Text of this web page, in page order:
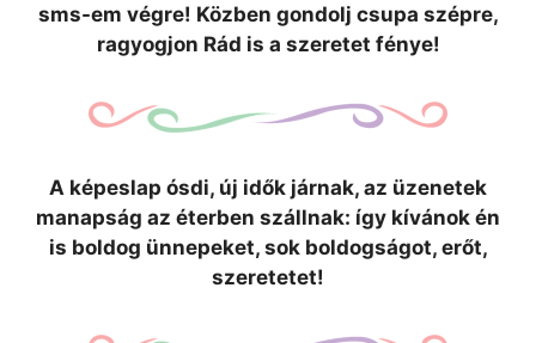
sms-em végre! Közben gondolj csupa szépre,
ragyogjon Rád is a szeretet fénye!
A képeslap ósdi, új idők járnak, az üzenetek
manapság az éterben szállnak: így kívánok én
is boldog ünnepeket, sok boldogságot, erőt,
szeretetet!